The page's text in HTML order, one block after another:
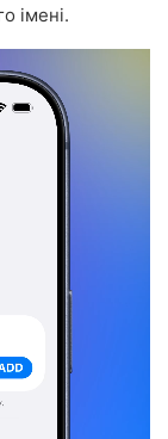
імені.